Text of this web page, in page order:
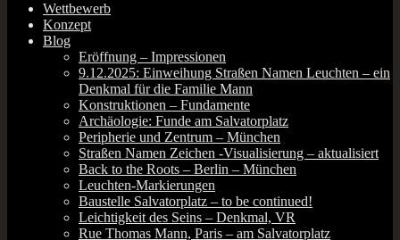
Wettbewerb
Konzept
Blog
Eröffnung – Impressionen
9.12.2025: Einweihung Straßen Namen Leuchten – ein
Denkmal für die Familie Mann
Konstruktionen – Fundamente
Archäologie: Funde am Salvatorplatz
Peripherie und Zentrum – München
Straßen Namen Zeichen ‑Visualisierung – aktualisiert
Back to the Roots – Berlin – München
Leuchten-Markierungen
Baustelle Salvatorplatz – to be continued!
Leichtigkeit des Seins – Denkmal, VR
Rue Thomas Mann, Paris – am Salvatorplatz